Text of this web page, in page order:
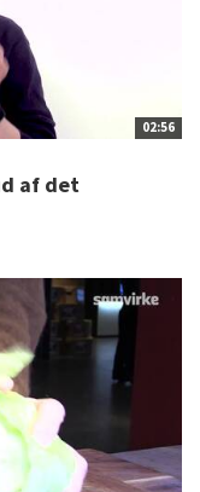
02:56
af det